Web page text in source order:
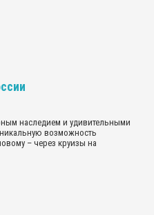
наследием и удивительными
возможность
– через круизы на